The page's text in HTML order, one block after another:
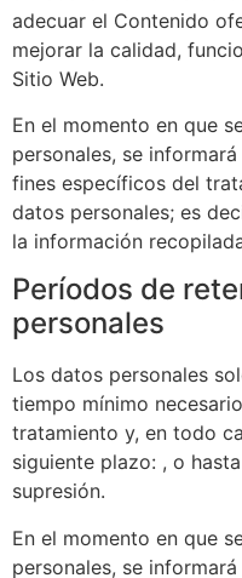
adecuar el Contenido
mejorar la calidad,
Sitio Web.
En el momento en que
personales, se
fines específicos del
datos personales; es
la información
Períodos de
personales
Los datos personales
tiempo mínimo
tratamiento y, en todo
siguiente plazo: , o
supresión.
En el momento en que
personales, se